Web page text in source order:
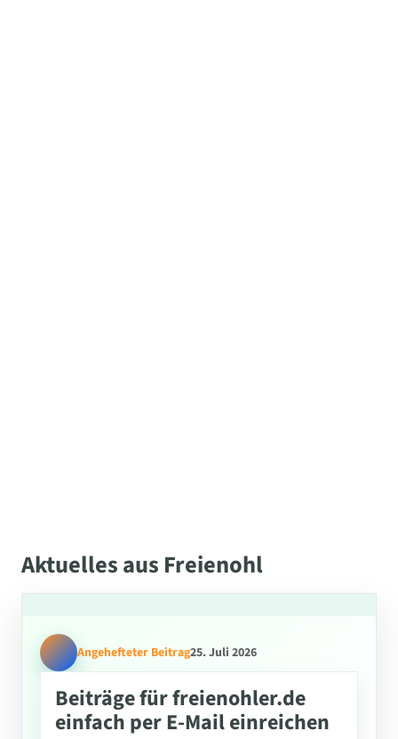
Aktuelles aus Freienohl
Angehefteter Beitrag25. Juli 2026
Beiträge für freienohler.de
einfach per E-Mail einreichen